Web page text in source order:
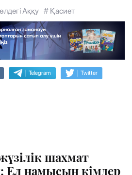
Аққу # Қасиет
| Telegram | Twitter
шахмат
Ел намысын кімдер